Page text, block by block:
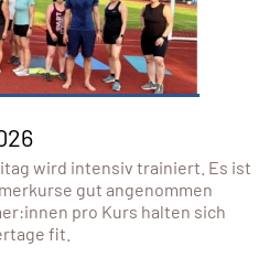
wird intensiv trainiert. Es ist
gut angenommen
pro Kurs halten sich
fit.